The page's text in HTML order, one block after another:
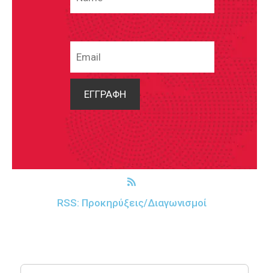
RSS: Προκηρύξεις/Διαγωνισμοί